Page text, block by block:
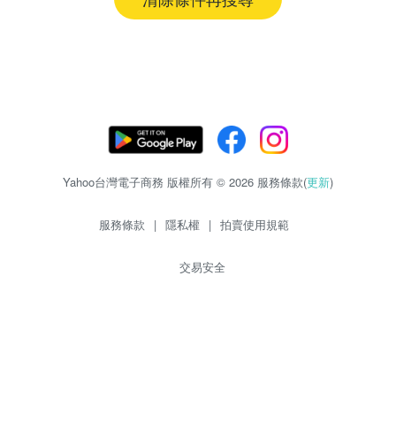
Yahoo台灣電子商務 版權所有 © 2026 服務條款(更新)
服務條款 | 隱私權 | 拍賣使用規範
交易安全